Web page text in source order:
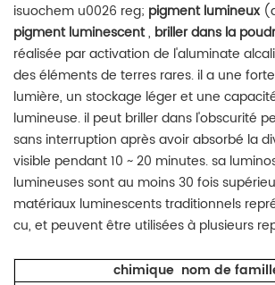
isuochem u0026 reg; pigment lumineux
pigment luminescent, briller dans la
réalisée par activation de l'aluminate
des éléments de terres rares. il a une
lumière, un stockage léger et une
lumineuse. il peut briller dans l'obscurité
sans interruption après avoir absorbé la
visible pendant 10 ~ 20 minutes. sa
lumineuses sont au moins 30 fois
matériaux luminescents traditionnels
cu, et peuvent être utilisées à plusieurs
chimique nom de